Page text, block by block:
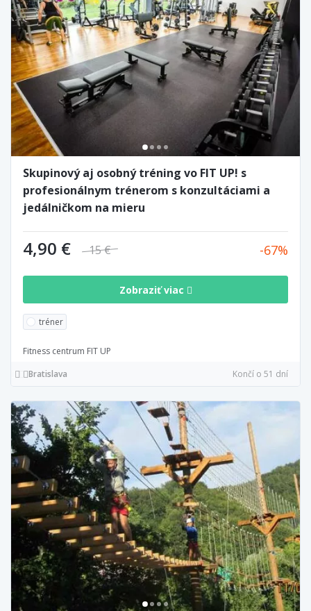
Skupinový aj osobný tréning vo FIT UP! s
profesionálnym trénerom s konzultáciami a
jedálničkom na mieru
4,90 € 15 € 67
Zobraziť viac
tréner
Fitness centrum FIT UP
Bratislava
Končí o 51 dní